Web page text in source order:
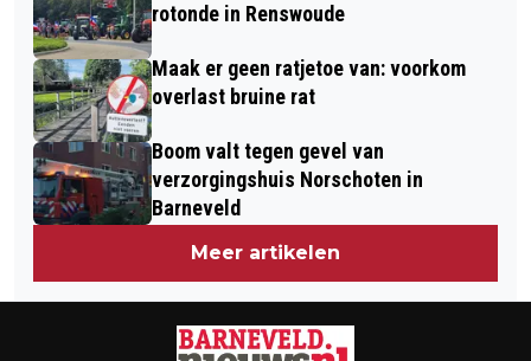
rotonde in Renswoude
Maak er geen ratjetoe van: voorkom
overlast bruine rat
Boom valt tegen gevel van
verzorgingshuis Norschoten in
Barneveld
Meer artikelen